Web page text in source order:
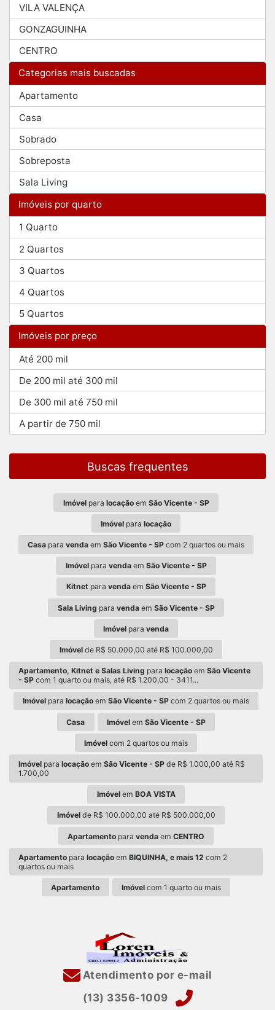
VILA VALENÇA
GONZAGUINHA
CENTRO
Categorias mais buscadas
Apartamento
Casa
Sobrado
Sobreposta
Sala Living
Imóveis por quarto
1 Quarto
2 Quartos
3 Quartos
4 Quartos
5 Quartos
Imóveis por preço
Até 200 mil
De 200 mil até 300 mil
De 300 mil até 750 mil
A partir de 750 mil
Buscas frequentes
Imóvelpara locaçãoem São Vicente - SP
Imóvel para locação
Casa para venda em São Vicente - SP com 2 quartos ou mais
Imóvelpara vendaem São Vicente - SP
Kitnetpara vendaem São Vicente - SP
Sala Living para vendaem São Vicente - SP
Imóvel para venda
Imóvelde R$ 50.000,00 até R$ 100.000,00
Apartamento, Kitnet e Salas Living paralocação emSão Vicente
- SP com 1 quarto ou mais, até R$ 1.200,00 - 3411...
Imóvel para locação em São Vicente - SP com 2 quartos ou mais
Casa Imóvelem São Vicente - SP
Imóvel com 2 quartos ou mais
Imóvel paralocação emSão Vicente - SP de R$ 1.000,00 até R$
1.700,00
Imóvelem BOA VISTA
Imóvelde R$ 100.000,00 até R$ 500.000,00
Apartamento para venda em CENTRO
Apartamento paralocação emBIQUINHA, e mais 12 com 2
quartos ou mais
Apartamento Imóvelcom 1 quarto ou mais
Atendimento por e-mail
(13) 3356-1009